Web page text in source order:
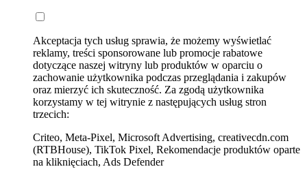
Akceptacja tych usług sprawia, że możemy wyświetlać
reklamy, treści sponsorowane lub promocje rabatowe
dotyczące naszej witryny lub produktów w oparciu o
zachowanie użytkownika podczas przeglądania i zakupów
oraz mierzyć ich skuteczność. Za zgodą użytkownika
korzystamy w tej witrynie z następujących usług stron
trzecich:
Criteo, Meta-Pixel, Microsoft Advertising, creativecdn.com
(RTBHouse), TikTok Pixel, Rekomendacje produktów oparte
na kliknięciach, Ads Defender